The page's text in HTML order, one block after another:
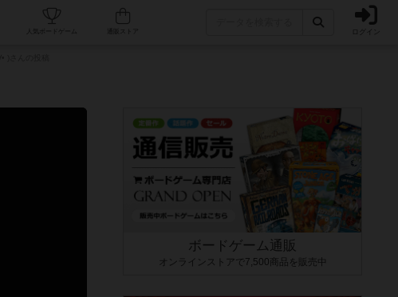
人気ボードゲーム ログイン
ボードゲーム通販
オンラインストアで7,500商品を販売中